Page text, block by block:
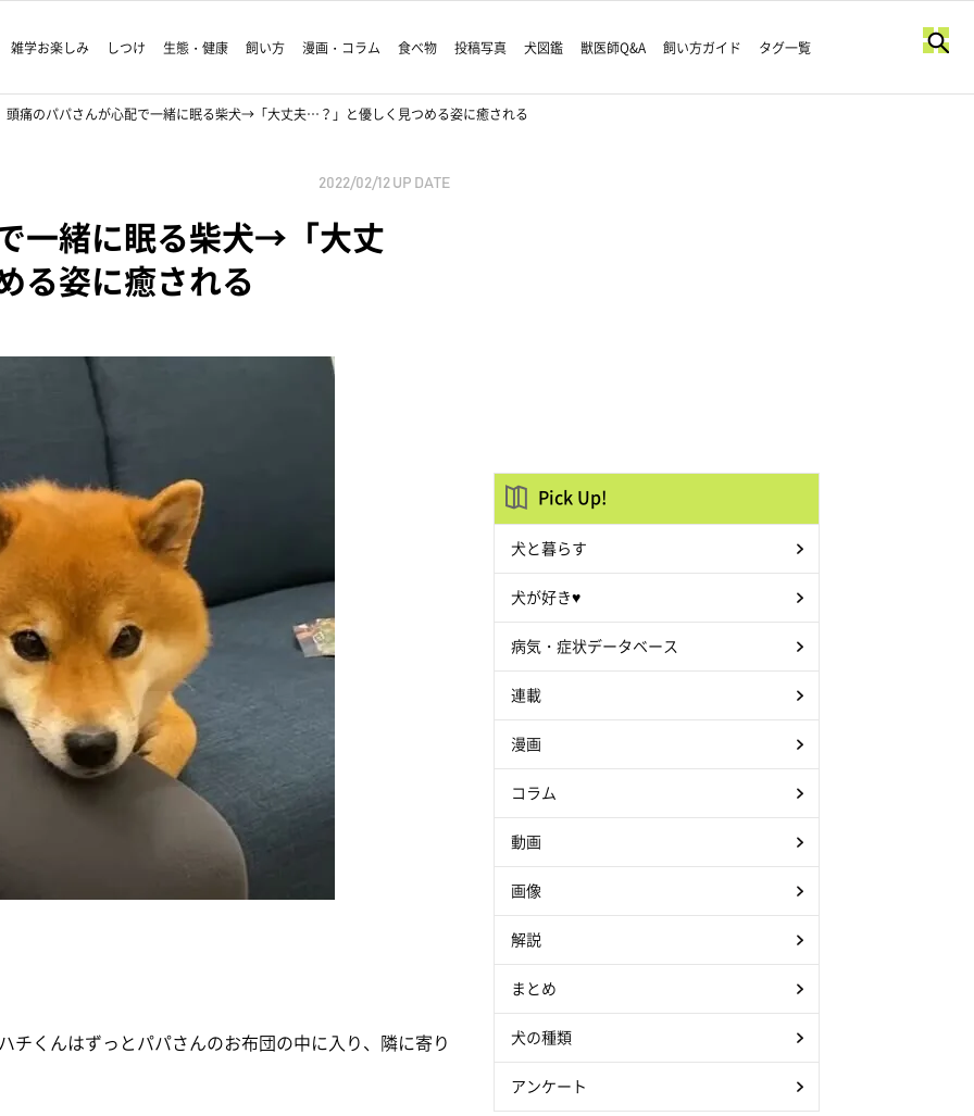
雑学お楽しみ しつけ 生態・健康 飼い方 漫画・コラム 食べ物 投稿写真 犬図鑑 獣医師Q&A 飼い方ガイド タグ一覧
頭痛のパパさんが心配で一緒に眠る柴犬→「大丈夫…？」と優しく見つめる姿に癒される
2022/02/12 UP DATE
一緒に眠る柴犬→「大丈
る姿に癒される
チくんはずっとパパさんのお布団の中に入り、隣に寄り
Pick Up!
犬と暮らす
犬が好き♥
病気・症状データベース
連載
漫画
コラム
動画
画像
解説
まとめ
犬の種類
アンケート